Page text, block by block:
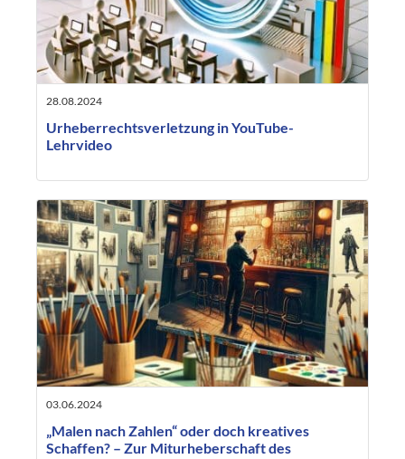
28.08.2024
Urheberrechtsverletzung in YouTube-
Lehrvideo
03.06.2024
„Malen nach Zahlen“ oder doch kreatives
Schaffen? – Zur Miturheberschaft des